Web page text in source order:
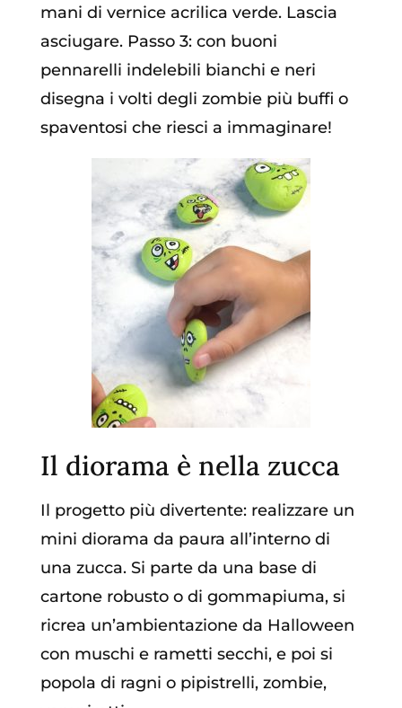
mani di vernice acrilica verde. Lascia
asciugare. Passo 3: con buoni
pennarelli indelebili bianchi e neri
disegna i volti degli zombie più buffi o
spaventosi che riesci a immaginare!
Il diorama è nella zucca
Il progetto più divertente: realizzare un
mini diorama da paura all’interno di
una zucca. Si parte da una base di
cartone robusto o di gommapiuma, si
ricrea un’ambientazione da Halloween
con muschi e rametti secchi, e poi si
popola di ragni o pipistrelli, zombie,